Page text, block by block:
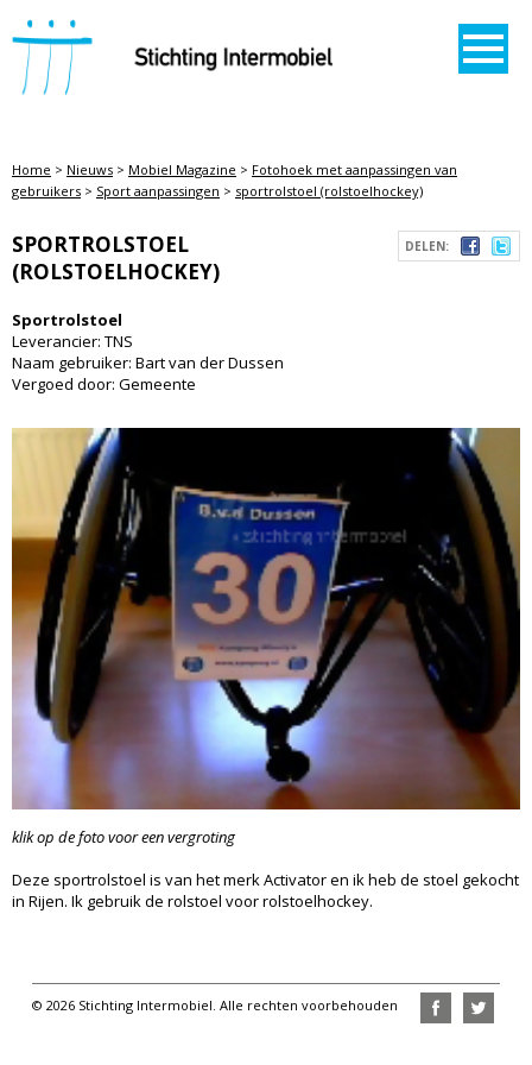
STICHTING INTERMOBIEL
Home > Nieuws > Mobiel Magazine > Fotohoek met aanpassingen van
gebruikers > Sport aanpassingen > sportrolstoel (rolstoelhockey)
DELEN:
SPORTROLSTOEL
(ROLSTOELHOCKEY)
Sportrolstoel
Leverancier: TNS
Naam gebruiker: Bart van der Dussen
Vergoed door: Gemeente
klik op de foto voor een vergroting
Deze sportrolstoel is van het merk Activator en ik heb de stoel gekocht
in Rijen. Ik gebruik de rolstoel voor rolstoelhockey.
© 2026 Stichting Intermobiel. Alle rechten voorbehouden